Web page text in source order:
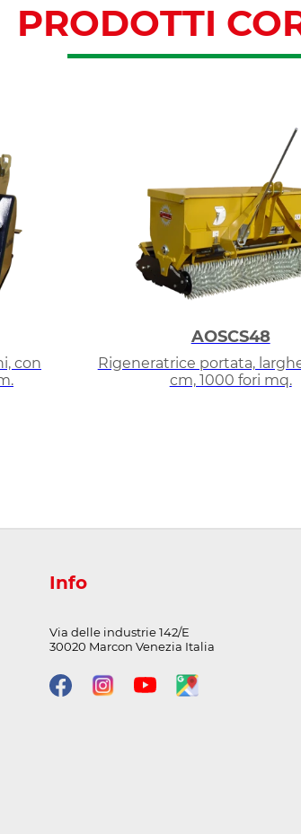
PRODOTTI
con
AOSCS48
Rigeneratrice portata,
cm, 1000 fori mq.
Info
Via delle industrie 142/E
30020 Marcon Venezia Italia